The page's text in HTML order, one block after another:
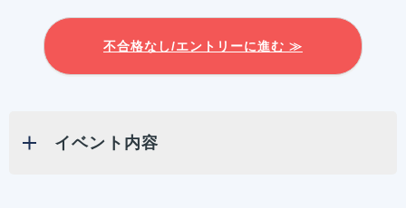
不合格なし/エントリーに進む ≫
イベント内容